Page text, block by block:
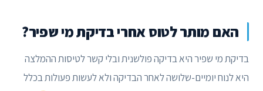
האם מותר לטוס אחרי בדיקת מי שפיר?
בדיקת מי שפיר היא בדיקה פולשנית ובלי קשר לטיסות ההמלצה
היא לנוח יומיים-שלושה לאחר הבדיקה ולא לעשות פעולות בכלל